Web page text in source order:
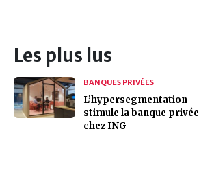
Les plus lus
BANQUES PRIVÉES
L’hypersegmentation
stimule la banque privée
chez ING